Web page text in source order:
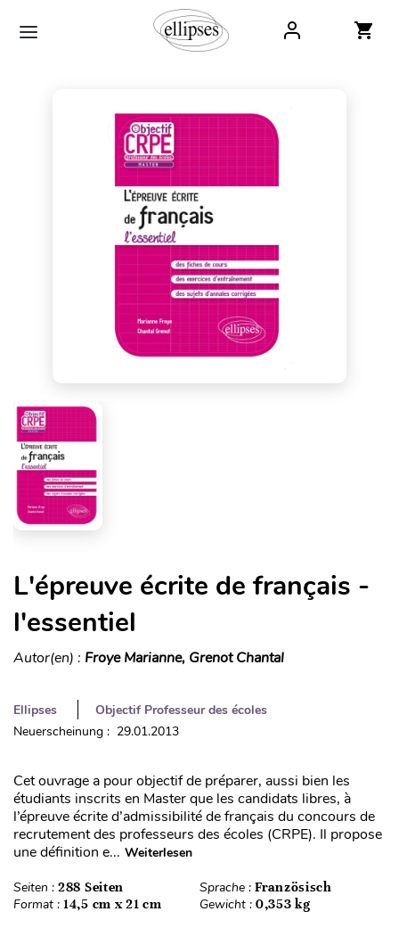
L'épreuve écrite de français -
l'essentiel
Autor(en) : Froye Marianne, Grenot Chantal
Ellipses
Objectif Professeur des écoles
Neuerscheinung : 29.01.2013
Cet ouvrage a pour objectif de préparer, aussi bien les
étudiants inscrits en Master que les candidats libres, à
l’épreuve écrite d’admissibilité de français du concours de
recrutement des professeurs des écoles (CRPE). Il propose
une définition e... Weiterlesen
Seiten : 288 Seiten Sprache : Französisch
Format : 14,5 cm x 21 cm Gewicht : 0,353 kg